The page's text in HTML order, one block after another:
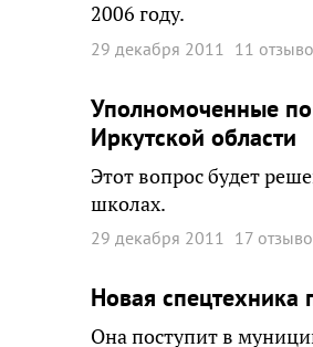
2006 году.
29 декабря 2011 11
Уполномоченные
Иркутской области
Этот вопрос будет
школах.
29 декабря 2011 17
Новая спецтехника
Она поступит в